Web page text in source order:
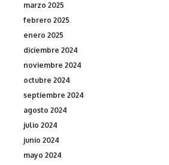
marzo 2025
febrero 2025
enero 2025
diciembre 2024
noviembre 2024
octubre 2024
septiembre 2024
agosto 2024
julio 2024
junio 2024
mayo 2024